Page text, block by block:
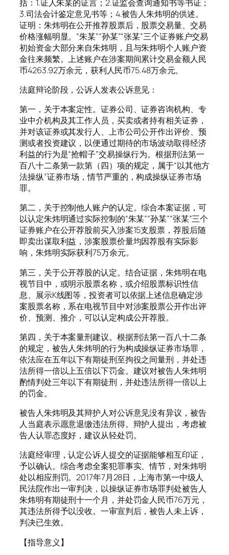
括：1.证人朱某的证言；2.证监会查询通知书等书证；
3.司法会计鉴定意见书等；4.被告人朱炜明的供述。
证明：朱炜明在公开推荐股票后，股票交易量、交易
价格涨幅明显。“朱某”“孙某”“张某”三个证券账户交易
初始资金大部分来自朱炜明，且与朱炜明个人账户资
金往来频繁。上述账户在涉案期间累计交易金额人民
币4263.92万余元，获利人民币75.48万余元。
法庭辩论阶段，公诉人发表公诉意见：
第一，关于本案定性。证券公司、证券咨询机构、专
业中介机构及其工作人员，买卖或者持有相关证券，
并对该证券或其发行人、上市公司公开作出评价、预
测或者投资建议，以便通过期待的市场波动取得经济
利益的行为是“抢帽子”交易操纵行为。根据刑法第一
百八十二条第一款第（四）项的规定，属于“以其他方
法操纵”证券市场，情节严重的，构成操纵证券市场
罪。
第二，关于控制他人账户的认定。综合本案证据，可
以认定朱炜明通过实际控制的“朱某”“孙某”“张某”三个
证券账户在公开荐股前买入涉案15支股票，荐股后随
即卖出谋取利益，涉案股票价量均因荐股有实际影
响，朱炜明实际获利75万余元。
第三，关于公开荐股的认定。结合证据，朱炜明在电
视节目中，或明示股票名称，或介绍股票标识性信
息、展示K线图等，投资者可以依据上述信息确定涉
案股票名称，系在电视节目中对涉案股票公开作出评
价、预测、推介，可以认定构成公开荐股。
第四，关于本案量刑建议。根据刑法第一百八十二条
的规定，被告人朱炜明的行为构成操纵证券市场罪，
依法应在五年以下有期徒刑至拘役之间量刑，并处违
法所得一倍以上五倍以下罚金。建议对被告人朱炜明
酌情判处三年以下有期徒刑，并处违法所得一倍以上
的罚金。
被告人朱炜明及其辩护人对公诉意见没有异议，被告
人当庭表示愿意退缴违法所得。辩护人提出，考虑被
告人认罪态度好，建议从轻处罚。
法庭经审理，认定公诉人提交的证据能够相互印证，
予以确认。综合考虑全案犯罪事实、情节，对朱炜明
处以相应刑罚。2017年7月28日，上海市第一中级人
民法院作出一审判决，以操纵证券市场罪判处被告人
朱炜明有期徒刑十一个月，并处罚金人民币76万元，
其违法所得予以没收。一审宣判后，被告人未上诉，
判决已生效。
【指导意义】